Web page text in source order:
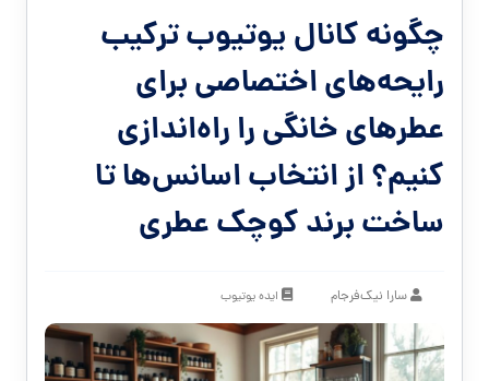
چگونه کانال یوتیوب ترکیب
رایحه‌های اختصاصی برای
عطرهای خانگی را راه‌اندازی
کنیم؟ از انتخاب اسانس‌ها تا
ساخت برند کوچک عطری
سارا نیک‌فرجام ایده یوتیوب